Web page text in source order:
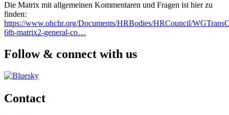
Die Matrix mit allgemeinen Kommentaren und Fragen ist hier zu
finden:
https://www.ohchr.org/Documents/HRBodies/HRCouncil/
6th-matrix2-general-co…
Follow & connect with us
Contact